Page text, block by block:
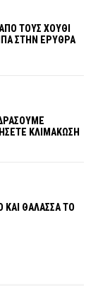
ΤΟΥΣ ΧΟΥΘΙ
ΣΤΗΝ ΕΡΥΘΡΑ
ΚΛΙΜΑΚΩΣΗ
ΚΑΙ ΘΑΛΑΣΣΑ ΤΟ